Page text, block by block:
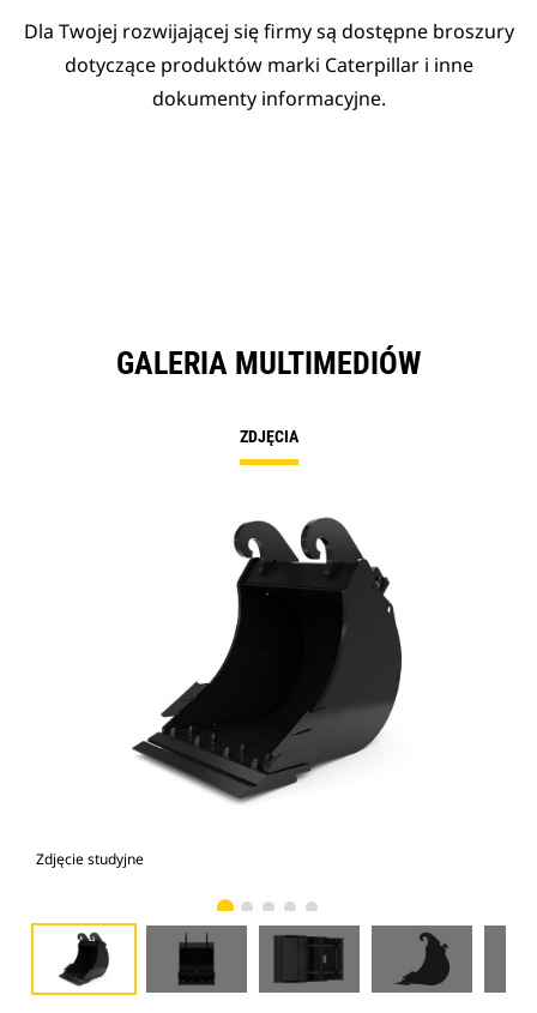
Dla Twojej rozwijającej się firmy są dostępne broszury
dotyczące produktów marki Caterpillar i inne
dokumenty informacyjne.
GALERIA MULTIMEDIÓW
ZDJĘCIA
Zdjęcie studyjne